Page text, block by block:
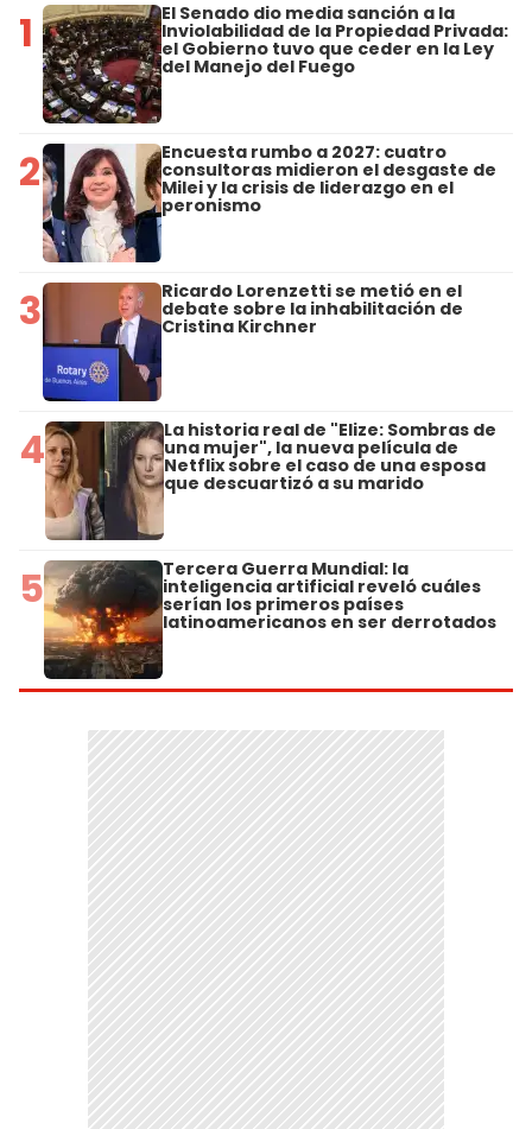
1 El Senado dio media sanción a la
Inviolabilidad de la Propiedad Privada:
el Gobierno tuvo que ceder en la Ley
del Manejo del Fuego
2 Encuesta rumbo a 2027: cuatro
consultoras midieron el desgaste de
Milei y la crisis de liderazgo en el
peronismo
3 Ricardo Lorenzetti se metió en el
debate sobre la inhabilitación de
Cristina Kirchner
4 La historia real de "Elize: Sombras de
una mujer", la nueva película de
Netflix sobre el caso de una esposa
que descuartizó a su marido
5 Tercera Guerra Mundial: la
inteligencia artificial reveló cuáles
serían los primeros países
latinoamericanos en ser derrotados